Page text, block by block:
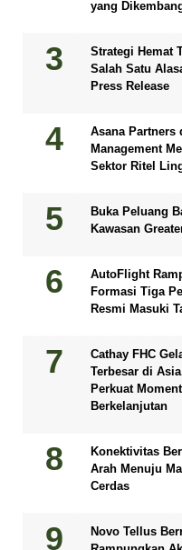
yang
Strategi Hemat
Salah Satu
Press Release
Asana Partners
Management
Sektor Ritel
Buka Peluang
Kawasan
AutoFlight
Formasi Tiga
Resmi Masuki
Cathay FHC
Terbesar di
Perkuat
Berkelanjutan
Konektivitas
Arah Menuju
Cerdas
Novo Tellus